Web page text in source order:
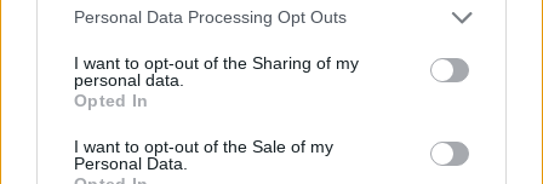
Please note that this website/app uses one or more Google
not limited to your visit or usage behaviour. You may click to
grant or deny consent to Google and its third-party tags to
use your data for below specified purposes in below Google
consent section.
Personal Data Processing Opt Outs
I want to opt-out of the Sharing of my
personal data.
Opted In
I want to opt-out of the Sale of my
Personal Data.
Ρεπουμπλικανή και δημοκρατική παράταξη άφησαν
για λίγο τις διαφορές τους στην άκρη και
λειτούργησαν -κατά τα λεγόμενα τους- με κοινό
γνώμονα την ελευθερία του Internet.